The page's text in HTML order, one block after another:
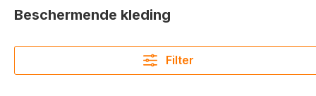
Beschermende kleding
Filter